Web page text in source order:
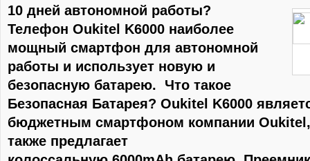
10 дней автономной работы?
Телефон Oukitel K6000 наиболее
мощный смартфон для автономной
работы и использует новую и
безопасную батарею. Что такое
Безопасная Батарея? Oukitel K6000
бюджетным смартфоном компании
также предлагает